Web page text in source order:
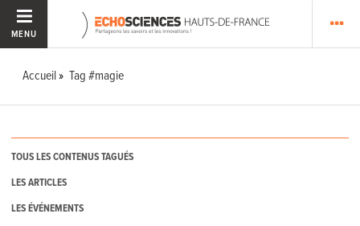
MENU
Accueil Tag #magie
TOUS LES CONTENUS TAGUÉS
LES ARTICLES
LES ÉVÉNEMENTS